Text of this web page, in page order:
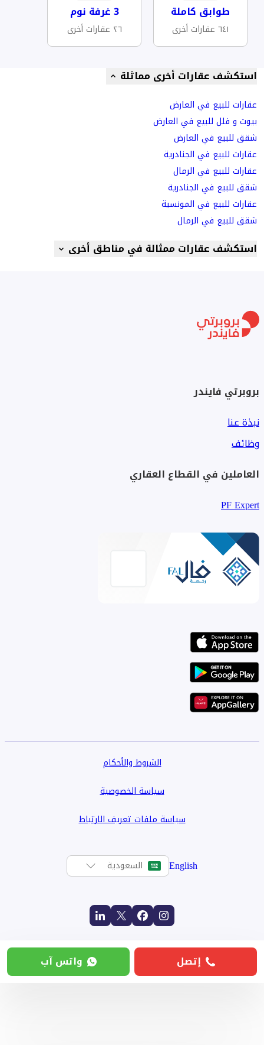
طوابق كاملة
٦٤١ عقارات أخرى
3 غرفة نوم
٢٦ عقارات أخرى
استكشف عقارات أخرى مماثلة
عقارات للبيع في العارض
بيوت و فلل للبيع في العارض
شقق للبيع في العارض
عقارات للبيع في الجنادرية
عقارات للبيع في الرمال
شقق للبيع في الجنادرية
عقارات للبيع في المونسية
شقق للبيع في الرمال
استكشف عقارات ممثالة في مناطق أخرى
بروبرتي فايندر
نبذة عنا
وظائف
العاملين في القطاع العقاري
PF Expert
الشروط والأحكام
سياسة الخصوصية
سياسة ملفات تعريف الارتباط
English السعودية
إتصل واتس آب